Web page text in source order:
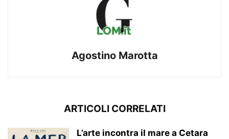
Agostino Marotta
ARTICOLI CORRELATI
L’arte incontra il mare a Cetara